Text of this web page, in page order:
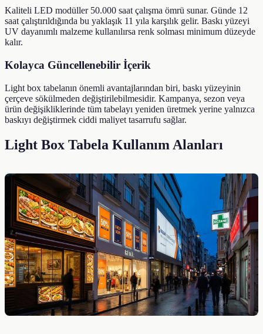
Kaliteli LED modüller 50.000 saat çalışma ömrü sunar. Günde 12
saat çalıştırıldığında bu yaklaşık 11 yıla karşılık gelir. Baskı yüzeyi
UV dayanımlı malzeme kullanılırsa renk solması minimum düzeyde
kalır.
Kolayca Güncellenebilir İçerik
Light box tabelanın önemli avantajlarından biri, baskı yüzeyinin
çerçeve sökülmeden değiştirilebilmesidir. Kampanya, sezon veya
ürün değişikliklerinde tüm tabelayı yeniden üretmek yerine yalnızca
baskıyı değiştirmek ciddi maliyet tasarrufu sağlar.
Light Box Tabela Kullanım Alanları